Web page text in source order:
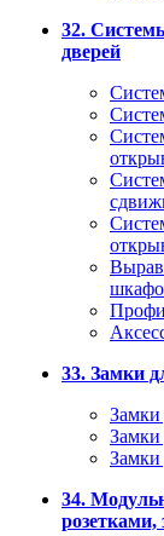
32.
дверей
33. Замки
Замки
Замки
34.
розетками,